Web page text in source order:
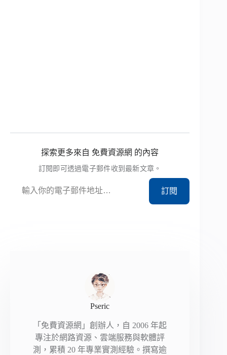
探索更多來自 免費資源網 的內容
訂閱即可透過電子郵件收到最新文章。
訂閱
Pseric
「免費資源網」創辦人，自 2006 年起
專注於網路資源、雲端服務與軟體評
測，累積 20 年專業實測經驗。撰寫逾